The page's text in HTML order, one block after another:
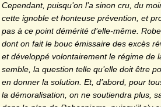
Cependant, puisqu’on l’a sinon cru, du
cette ignoble et honteuse prévention, et
pas à ce point démérité d’elle-même.
dont on fait le bouc émissaire des excès
et développé volontairement le régime de
semble, la question telle qu’elle doit être
en donner la solution. Et, d’abord, pour
la démoralisation, on ne soutiendra plus,